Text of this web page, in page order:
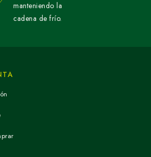
manteniendo la
cadena de frío.